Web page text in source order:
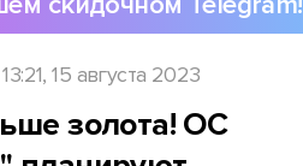
13:21, 15 августа 2023
золота! ОС